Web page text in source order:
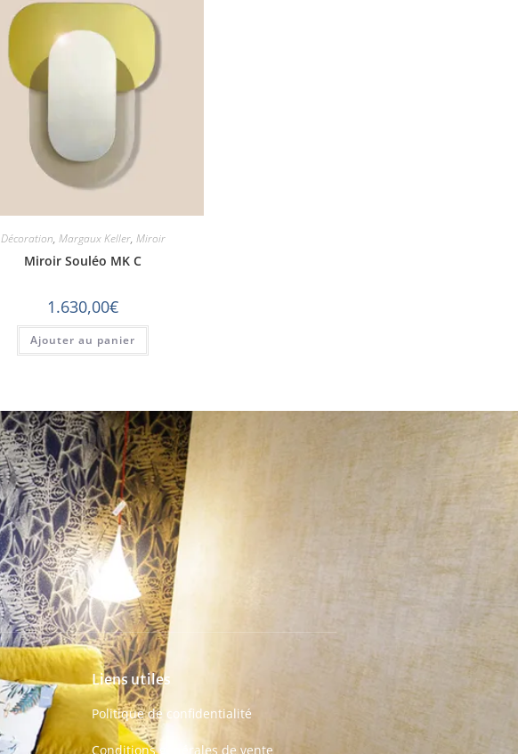
Décoration, Margaux Keller, Miroir
Miroir Souléo MK C
1.630,00€
Ajouter au panier
Liens utiles
Politique de confidentialité
Conditions générales de vente